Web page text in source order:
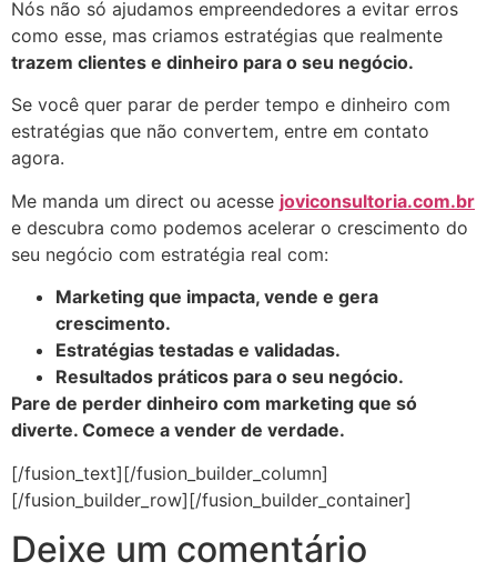
Nós não só ajudamos empreendedores a evitar erros
como esse, mas criamos estratégias que realmente
trazem clientes e dinheiro para o seu negócio.
Se você quer parar de perder tempo e dinheiro com
estratégias que não convertem, entre em contato
agora.
Me manda um direct ou acesse joviconsultoria.com.br
e descubra como podemos acelerar o crescimento do
seu negócio com estratégia real com:
Marketing que impacta, vende e gera
crescimento.
Estratégias testadas e validadas.
Resultados práticos para o seu negócio.
Pare de perder dinheiro com marketing que só
diverte. Comece a vender de verdade.
[/fusion_text][/fusion_builder_column]
[/fusion_builder_row][/fusion_builder_container]
Deixe um comentário